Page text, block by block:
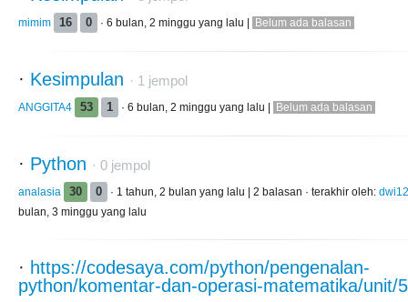
mimim 16 0 · 6 bulan, 2 minggu yang lalu | Belum ada balasan
· Kesimpulan · 1 jempol
ANGGITA4 53 1 · 6 bulan, 2 minggu yang lalu | Belum ada balasan
· Python · 0 jempol
analasia 30 0 · 1 tahun, 2 bulan yang lalu | 2 balasan · terakhir oleh:
bulan, 3 minggu yang lalu
· https://codesaya.com/python/pengenalan-
python/komentar-dan-operasi-matematika/unit/